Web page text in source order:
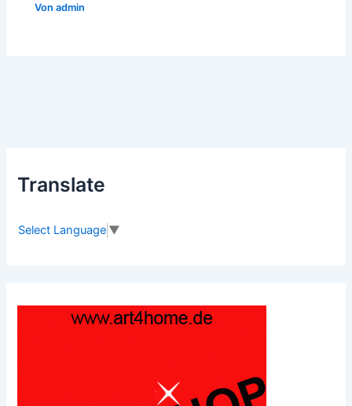
Vonadmin
Translate
Select Language ▼